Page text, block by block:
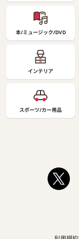
本/ミュージック/DVD
インテリア
スポーツ/カー用品